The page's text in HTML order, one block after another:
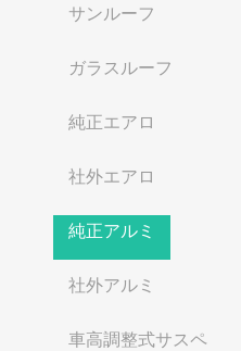
サンルーフ
ガラスルーフ
純正エアロ
社外エアロ
純正アルミ
社外アルミ
車高調整式サスペ